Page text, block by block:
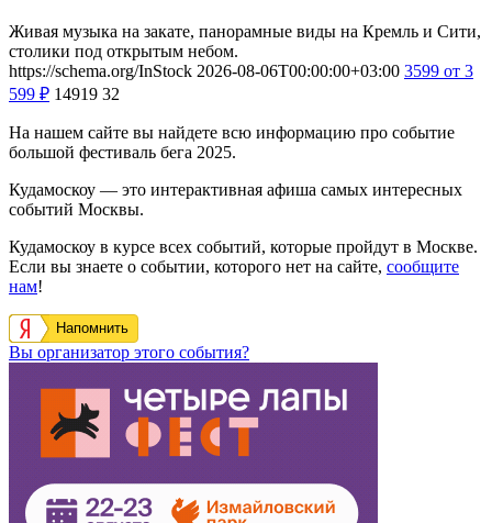
Живая музыка на закате, панорамные виды на Кремль и Сити,
столики под открытым небом.
https://schema.org/InStock 2026-08-06T00:00:00+03:00 3599 от 3
599 ₽ 14919 32
На нашем сайте вы найдете всю информацию про событие
большой фестиваль бега 2025.
Кудамоскоу — это интерактивная афиша самых интересных
событий Москвы.
Кудамоскоу в курсе всех событий, которые пройдут в Москве.
Если вы знаете о событии, которого нет на сайте, сообщите
нам!
Напомнить
Вы организатор этого события?